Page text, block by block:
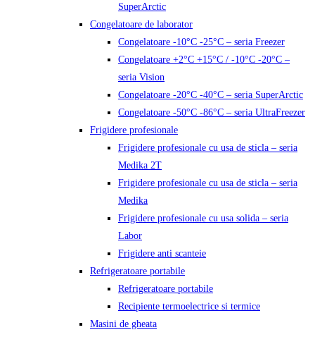
SuperArctic
Congelatoare de laborator
Congelatoare -10°C -25°C – seria Freezer
Congelatoare +2°C +15°C / -10°C -20°C –
seria Vision
Congelatoare -20°C -40°C – seria SuperArctic
Congelatoare -50°C -86°C – seria UltraFreezer
Frigidere profesionale
Frigidere profesionale cu usa de sticla – seria
Medika 2T
Frigidere profesionale cu usa de sticla – seria
Medika
Frigidere profesionale cu usa solida – seria
Labor
Frigidere anti scanteie
Refrigeratoare portabile
Refrigeratoare portabile
Recipiente termoelectrice si termice
Masini de gheata